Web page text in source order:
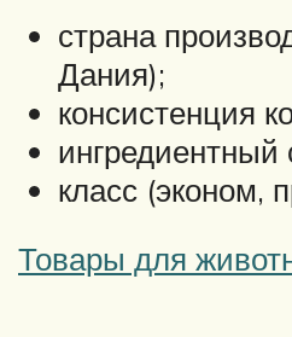
страна
Дания);
консистенция
класс (эконом,
Товары для